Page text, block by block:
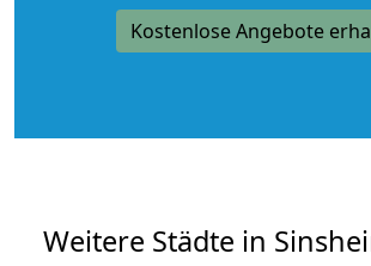
Kostenlose Angebote
Weitere Städte in